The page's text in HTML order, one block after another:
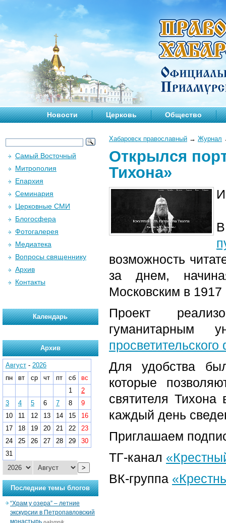
Новости Церковь Общество
Хабаровск православный → Журнал
Открылся
Тихона»
возможность
за днем,
Московским в 1917
Проект
гуманитарным
Для удобства
которые
святителя Тихона
каждый день
Приглашаем
ТГ-канал
ВК-группа
Самый Восточный
Митрополия
Епархия
Семинария
Церковные СМИ
Блогосфера
Фотогалерея
Медиатека
Вопросы священнику
Архив
Контакты
Календарь
Архив
Август - 2026
пн
вт ср чт пт сб
вс
1
2
3
4 5 6 7 8
9
10
11 12 13 14 15
16
17
18 19 20 21 22
23
24
25 26 27 28 29
30
31
>
Последние темы блогов
“Храм у озера” – летние
экскурсии в Петропавловский
монастырь palomnik